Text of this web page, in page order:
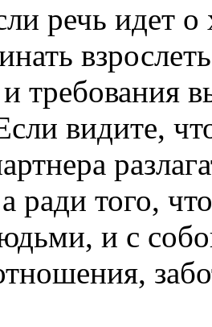
речь идет
требования
видите,
ради того,
и с